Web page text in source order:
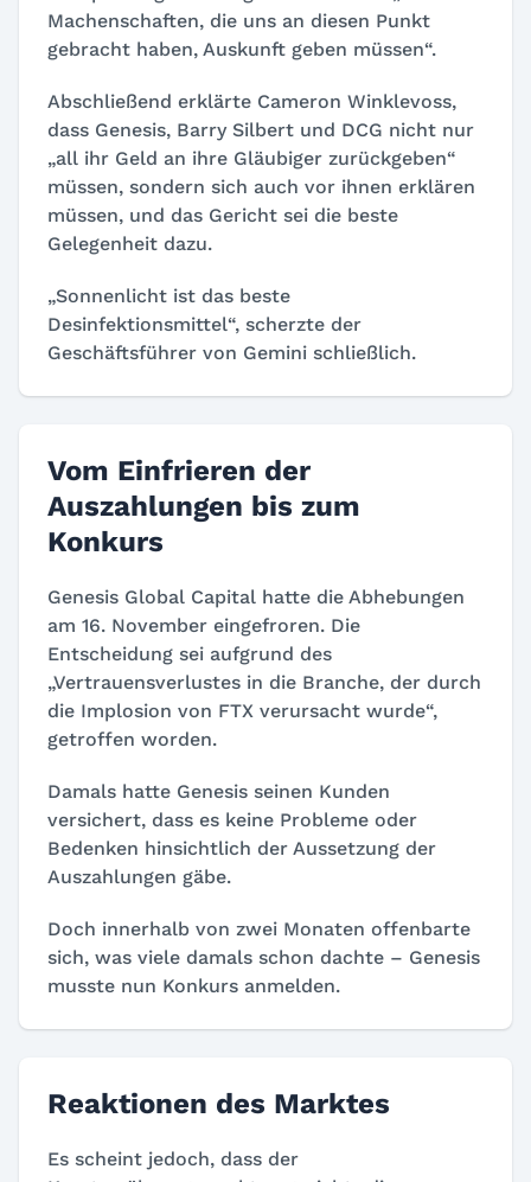
Machenschaften, die uns an diesen Punkt
gebracht haben, Auskunft geben müssen“.
Abschließend erklärte Cameron Winklevoss,
dass Genesis, Barry Silbert und DCG nicht nur
„all ihr Geld an ihre Gläubiger zurückgeben“
müssen, sondern sich auch vor ihnen erklären
müssen, und das Gericht sei die beste
Gelegenheit dazu.
„Sonnenlicht ist das beste
Desinfektionsmittel“, scherzte der
Geschäftsführer von Gemini schließlich.
Vom Einfrieren der
Auszahlungen bis zum
Konkurs
Genesis Global Capital hatte die Abhebungen
am 16. November eingefroren. Die
Entscheidung sei aufgrund des
„Vertrauensverlustes in die Branche, der durch
die Implosion von FTX verursacht wurde“,
getroffen worden.
Damals hatte Genesis seinen Kunden
versichert, dass es keine Probleme oder
Bedenken hinsichtlich der Aussetzung der
Auszahlungen gäbe.
Doch innerhalb von zwei Monaten offenbarte
sich, was viele damals schon dachte – Genesis
musste nun Konkurs anmelden.
Reaktionen des Marktes
Es scheint jedoch, dass der